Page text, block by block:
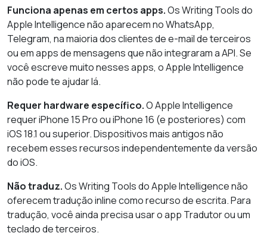
Funciona apenas em certos apps.Os Writing Tools do
Apple Intelligence não aparecem no WhatsApp,
Telegram, na maioria dos clientes de e-mail de terceiros
ou em apps de mensagens que não integraram a API. Se
você escreve muito nesses apps, o Apple Intelligence
não pode te ajudar lá.
Requer hardware específico.O Apple Intelligence
requer iPhone 15 Pro ou iPhone 16 (e posteriores) com
iOS 18.1 ou superior. Dispositivos mais antigos não
recebem esses recursos independentemente da versão
do iOS.
Não traduz.Os Writing Tools do Apple Intelligence não
oferecem tradução inline como recurso de escrita. Para
tradução, você ainda precisa usar o app Tradutor ou um
teclado de terceiros.